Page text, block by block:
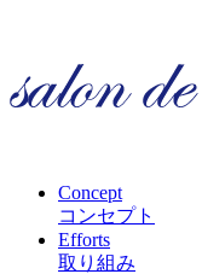
Concept
コンセプト
Efforts
取り組み